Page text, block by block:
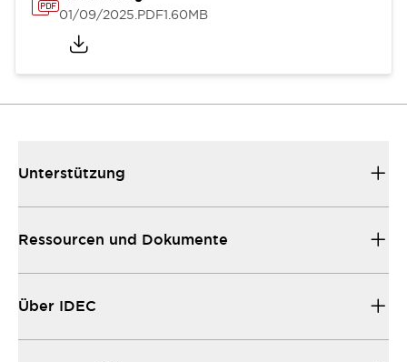
01/09/2025.PDF1.60MB
Unterstützung
Ressourcen und Dokumente
Über IDEC